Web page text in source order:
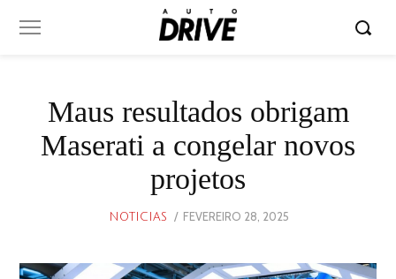
Maus resultados obrigam
Maserati a congelar novos
projetos
NOTICIAS
POSTED
FEVEREIRO 28, 2025